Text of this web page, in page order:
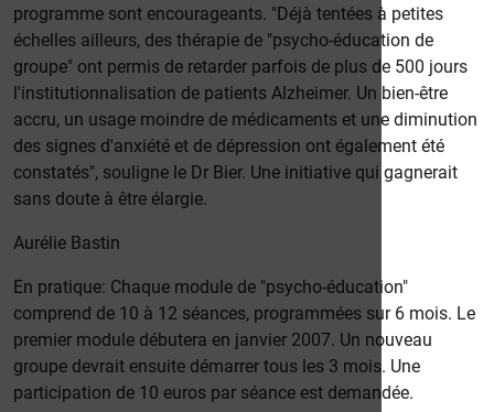
programme sont encourageants. "Déjà tentées à petites
échelles ailleurs, des thérapie de "psycho-éducation de
groupe" ont permis de retarder parfois de plus de 500 jours
l'institutionnalisation de patients Alzheimer. Un bien-être
accru, un usage moindre de médicaments et une diminution
des signes d'anxiété et de dépression ont également été
constatés", souligne le Dr Bier. Une initiative qui gagnerait
sans doute à être élargie.
Aurélie Bastin
En pratique: Chaque module de "psycho-éducation"
comprend de 10 à 12 séances, programmées sur 6 mois. Le
premier module débutera en janvier 2007. Un nouveau
groupe devrait ensuite démarrer tous les 3 mois. Une
participation de 10 euros par séance est demandée.